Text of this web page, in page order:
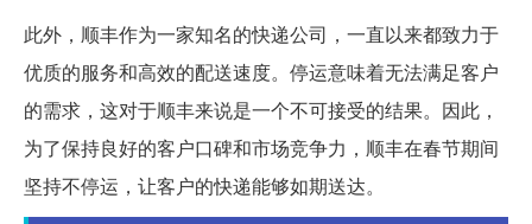
此外，顺丰作为一家知名的快递公司，一直以来都致力于
优质的服务和高效的配送速度。停运意味着无法满足客户
的需求，这对于顺丰来说是一个不可接受的结果。因此，
为了保持良好的客户口碑和市场竞争力，顺丰在春节期间
坚持不停运，让客户的快递能够如期送达。